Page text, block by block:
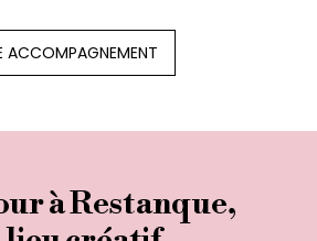
ACCOMPAGNEMENT
r à Restanque,